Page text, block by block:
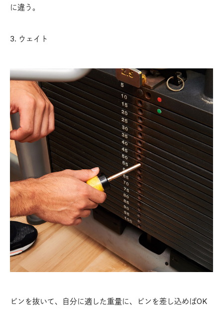
に違う。
3. ウェイト
ピンを抜いて、自分に適した重量に、ピンを差し込めばOK